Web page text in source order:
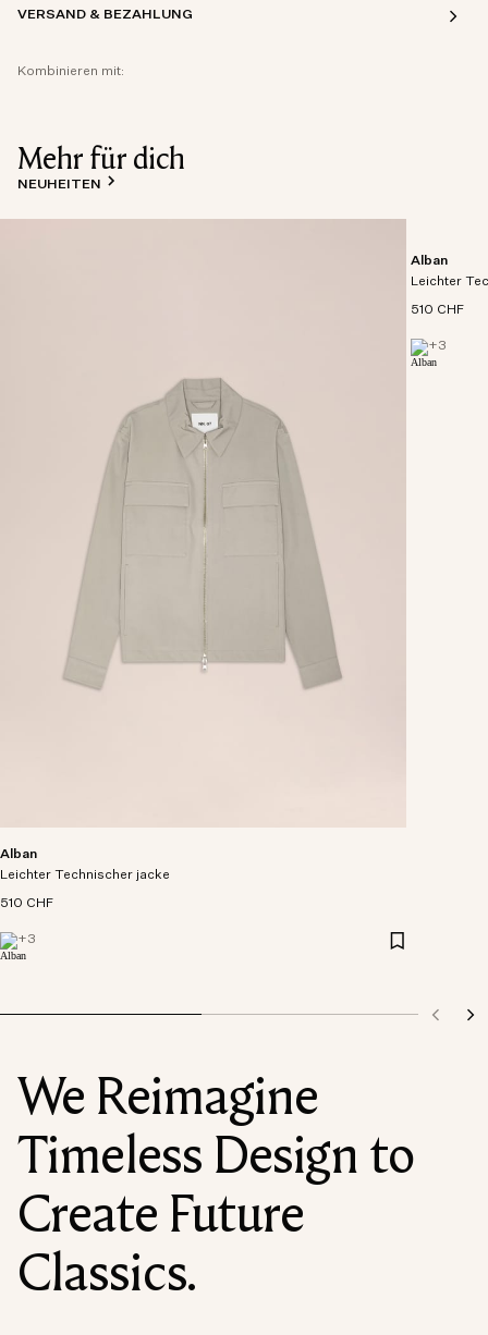
VERSAND & BEZAHLUNG
Kombinieren mit:
Mehr für dich
NEUHEITEN
Alban
Leichter Technischer jacke
510 CHF
+3
Alban
Leichter
510 CHF
+3
We Reimagine
Timeless Design to
Create Future
Classics.